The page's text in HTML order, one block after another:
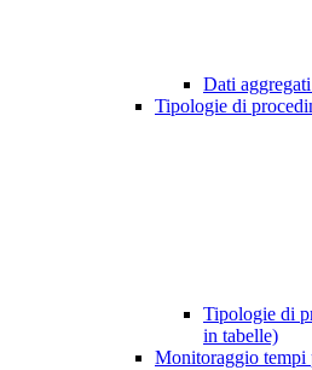
Dati
Tipologie di
Tipologie di
in tabelle)
Monitoraggio tempi